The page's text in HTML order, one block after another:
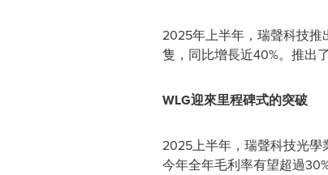
2025年上半年，瑞聲科技推
隻，同比增長近40%。推出
WLG迎來里程碑式的突破
2025上半年，瑞聲科技光學
今年全年毛利率有望超過